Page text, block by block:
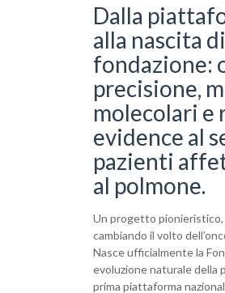
Dalla
alla nascita
fondazione:
precisione,
molecolari e
evidence al
pazienti
al polmone.
Un progetto
cambiando il volto
Nasce ufficialmente la
evoluzione naturale della
prima piattaforma